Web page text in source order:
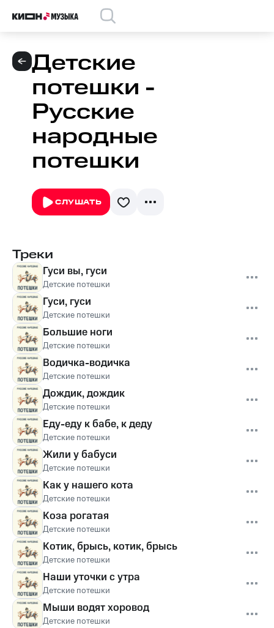
Детские
потешки -
Русские
народные
потешки
СЛУШАТЬ
Треки
Гуси вы, гуси
Детские потешки
Гуси, гуси
Детские потешки
Большие ноги
Детские потешки
Водичка-водичка
Детские потешки
Дождик, дождик
Детские потешки
Еду-еду к бабе, к деду
Детские потешки
Жили у бабуси
Детские потешки
Как у нашего кота
Детские потешки
Коза рогатая
Детские потешки
Котик, брысь, котик, брысь
Детские потешки
Наши уточки с утра
Детские потешки
Мыши водят хоровод
Детские потешки